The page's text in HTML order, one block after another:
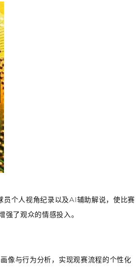
个人视角纪录以及AI辅助解说，使比赛
了观众的情感投入。
像与行为分析，实现观赛流程的个性化